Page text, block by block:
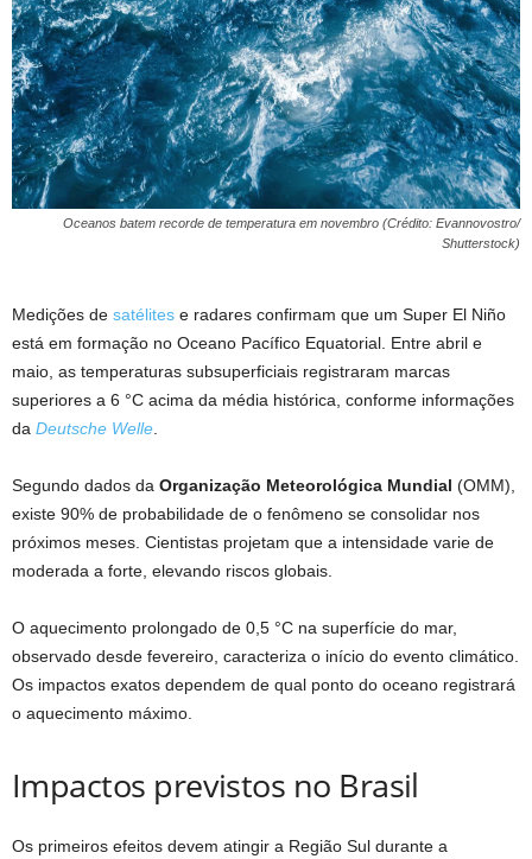
Oceanos batem recorde de temperatura em novembro (Crédito: Evannovostro/
Shutterstock)
Medições de satélites e radares confirmam que um Super El Niño
está em formação no Oceano Pacífico Equatorial. Entre abril e
maio, as temperaturas subsuperficiais registraram marcas
superiores a 6 °C acima da média histórica, conforme informações
da Deutsche Welle
Segundo dados da Organização Meteorológica Mundial (OMM),
existe 90% de probabilidade de o fenômeno se consolidar nos
próximos meses. Cientistas projetam que a intensidade varie de
moderada a forte, elevando riscos globais.
O aquecimento prolongado de 0,5 °C na superfície do mar,
observado desde fevereiro, caracteriza o início do evento climático.
Os impactos exatos dependem de qual ponto do oceano registrará
o aquecimento máximo.
Impactos previstos no Brasil
Os primeiros efeitos devem atingir a Região Sul durante a